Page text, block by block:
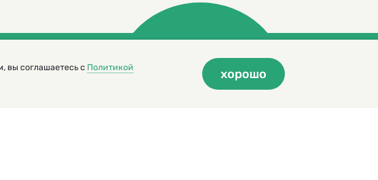
вы соглашаетесь с Политикой
хорошо